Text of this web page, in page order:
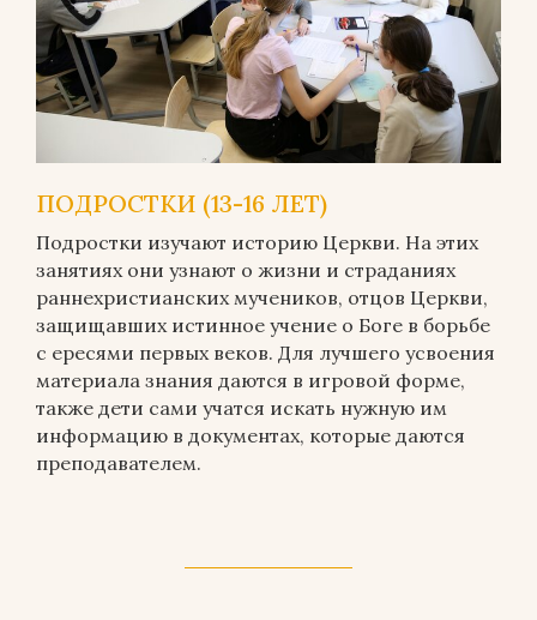
ПОДРОСТКИ (13-16 ЛЕТ)
Подростки изучают историю Церкви. На этих
занятиях они узнают о жизни и страданиях
раннехристианских мучеников, отцов Церкви,
защищавших истинное учение о Боге в борьбе
с ересями первых веков. Для лучшего усвоения
материала знания даются в игровой форме,
также дети сами учатся искать нужную им
информацию в документах, которые даются
преподавателем.